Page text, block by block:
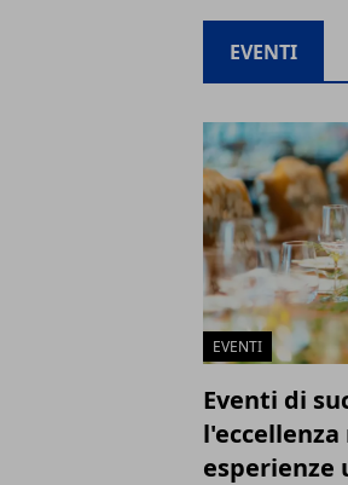
EVENTI
EVENTI
Eventi di
l'eccellenza
esperienze